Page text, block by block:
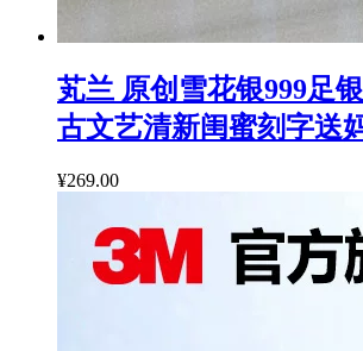
芄兰 原创雪花银999足
古文艺清新闺蜜刻字送
¥269.00